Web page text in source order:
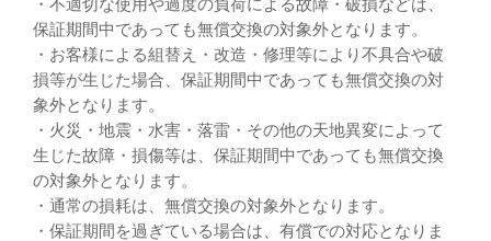
保証期間中であっても無償交換の対象外となります。
・お客様による組替え・改造・修理等により不具合や破
損等が生じた場合、保証期間中であっても無償交換の対
象外となります。
・火災・地震・水害・落雷・その他の天地異変によって
生じた故障・損傷等は、保証期間中であっても無償交換
の対象外となります。
・通常の損耗は、無償交換の対象外となります。
・保証期間を過ぎている場合は、有償での対応となりま